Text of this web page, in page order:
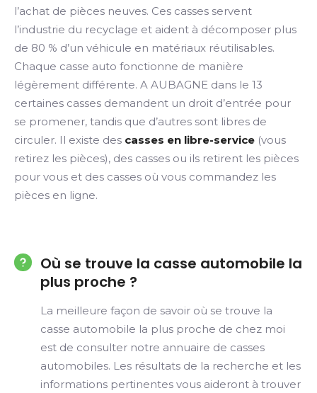
l’achat de pièces neuves. Ces casses servent
l’industrie du recyclage et aident à décomposer plus
de 80 % d’un véhicule en matériaux réutilisables.
Chaque casse auto fonctionne de manière
légèrement différente. A AUBAGNE dans le 13
certaines casses demandent un droit d’entrée pour
se promener, tandis que d’autres sont libres de
circuler. Il existe des casses en libre-service (vous
retirez les pièces), des casses ou ils retirent les pièces
pour vous et des casses où vous commandez les
pièces en ligne.
Où se trouve la casse automobile la
plus proche ?
La meilleure façon de savoir où se trouve la
casse automobile la plus proche de chez moi
est de consulter notre annuaire de casses
automobiles. Les résultats de la recherche et les
informations pertinentes vous aideront à trouver